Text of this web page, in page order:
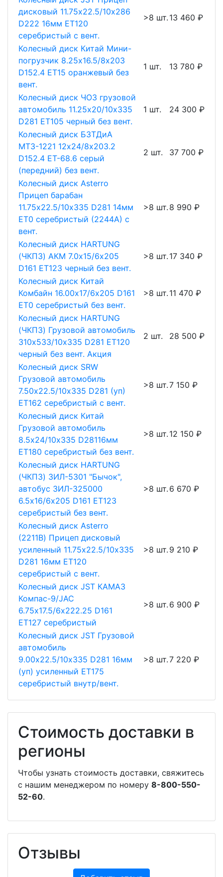
дисковый 11.75х22.5/10х286
D222 16мм ET120
серебристый с вент.
>8 шт. 13 460 ₽
Колесный диск Китай Мини-
погрузчик 8.25х16.5/8х203
D152.4 ET15 оранжевый без
вент.
1 шт. 13 780 ₽
Колесный диск ЧОЗ грузовой
автомобиль 11.25х20/10х335
D281 ET105 черный без вент.
1 шт. 24 300 ₽
Колесный диск БЗТДиА
МТЗ-1221 12х24/8х203.2
D152.4 ET-68.6 серый
(передний) без вент.
2 шт. 37 700 ₽
Колесный диск Asterro
Прицеп барабан
11.75х22.5/10х335 D281 14мм
ET0 серебристый (2244А) с
вент.
>8 шт. 8 990 ₽
Колесный диск HARTUNG
(ЧКПЗ) АКМ 7.0х15/6х205
D161 ET123 черный без вент.
>8 шт. 17 340 ₽
Колесный диск Китай
Комбайн 16.00х17/6х205 D161
ET0 серебристый без вент.
>8 шт. 11 470 ₽
Колесный диск HARTUNG
(ЧКПЗ) Грузовой автомобиль
310х533/10х335 D281 ET120
черный без вент. Акция
2 шт. 28 500 ₽
Колесный диск SRW
Грузовой автомобиль
7.50х22.5/10х335 D281 (уп)
ET162 серебристый с вент.
>8 шт.7 150 ₽
Колесный диск Китай
Грузовой автомобиль
8.5х24/10х335 D28116мм
ET180 серебристый без вент.
>8 шт. 12 150 ₽
Колесный диск HARTUNG
(ЧКПЗ) ЗИЛ-5301 "Бычок",
автобус ЗИЛ-325000
6.5х16/6х205 D161 ET123
серебристый без вент.
>8 шт. 6 670 ₽
Колесный диск Asterro
(2211В) Прицеп дисковый
усиленный 11.75х22.5/10х335
D281 16мм ET120
серебристый с вент.
>8 шт. 9 210 ₽
Колесный диск JST КАМАЗ
Компас-9/JAC
6.75х17.5/6х222.25 D161
ET127 серебристый
>8 шт. 6 900 ₽
Колесный диск JST Грузовой
автомобиль
9.00х22.5/10х335 D281 16мм
(уп) усиленный ET175
серебристый внутр/вент.
>8 шт.7 220 ₽
Стоимость доставки в
регионы
Чтобы узнать стоимость доставки, свяжитесь
с нашим менеджером по номеру 8-800-550-
52-60.
Отзывы